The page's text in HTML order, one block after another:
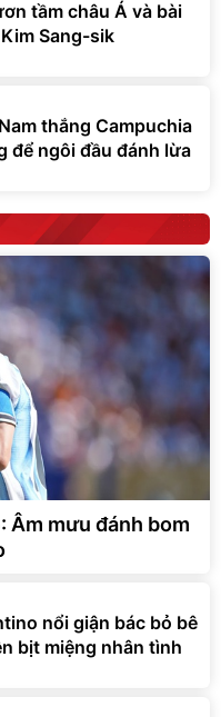
tầm châu Á và bài
Sang-sik
thắng Campuchia
để ngôi đầu đánh lừa
Âm mưu đánh bom
nổi giận bác bỏ bê
bịt miệng nhân tình